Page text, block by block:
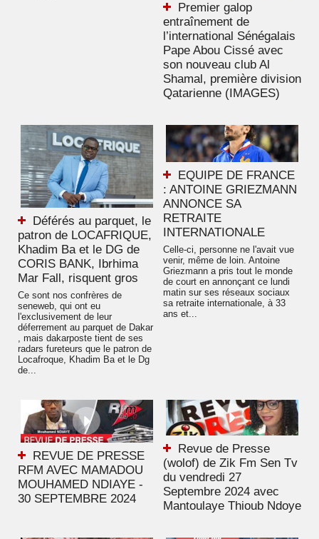
Premier galop
entraînement de
l’international Sénégalais
Pape Abou Cissé avec
son nouveau club Al
Shamal, première division
Qatarienne (IMAGES)
Déférés au parquet, le
patron de LOCAFRIQUE,
Khadim Ba et le DG de
CORIS BANK, Ibrhima
Mar Fall, risquent gros
Ce sont nos confrères de
seneweb, qui ont eu
l'exclusivement de leur
déferrement au parquet de Dakar
, mais dakarposte tient de ses
radars fureteurs que le patron de
Locafroque, Khadim Ba et le Dg
de...
EQUIPE DE FRANCE
: ANTOINE GRIEZMANN
ANNONCE SA
RETRAITE
INTERNATIONALE
Celle-ci, personne ne l'avait vue
venir, même de loin. Antoine
Griezmann a pris tout le monde
de court en annonçant ce lundi
matin sur ses réseaux sociaux
sa retraite internationale, à 33
ans et...
REVUE DE PRESSE
RFM AVEC MAMADOU
MOUHAMED NDIAYE -
30 SEPTEMBRE 2024
Revue de Presse
(wolof) de Zik Fm Sen Tv
du vendredi 27
Septembre 2024 avec
Mantoulaye Thioub Ndoye